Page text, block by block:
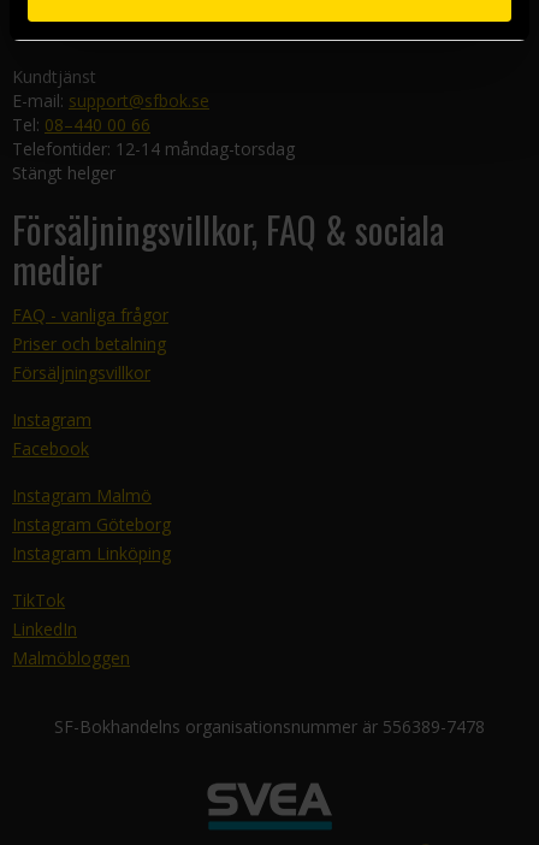
582 19 Linköping
Kundtjänst
E-mail: support@sfbok.se
Tel: 08–440 00 66
Telefontider: 12-14 måndag-torsdag
Stängt helger
Försäljningsvillkor, FAQ & sociala
medier
FAQ - vanliga frågor
Priser och betalning
Försäljningsvillkor
Instagram
Facebook
Instagram Malmö
Instagram Göteborg
Instagram Linköping
TikTok
LinkedIn
Malmöbloggen
SF-Bokhandelns organisationsnummer är 556389-7478